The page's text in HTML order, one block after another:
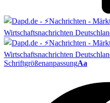
SchriftgrößenanpassungAa